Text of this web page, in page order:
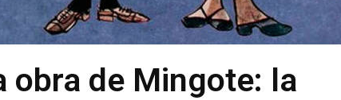
obra de Mingote: la